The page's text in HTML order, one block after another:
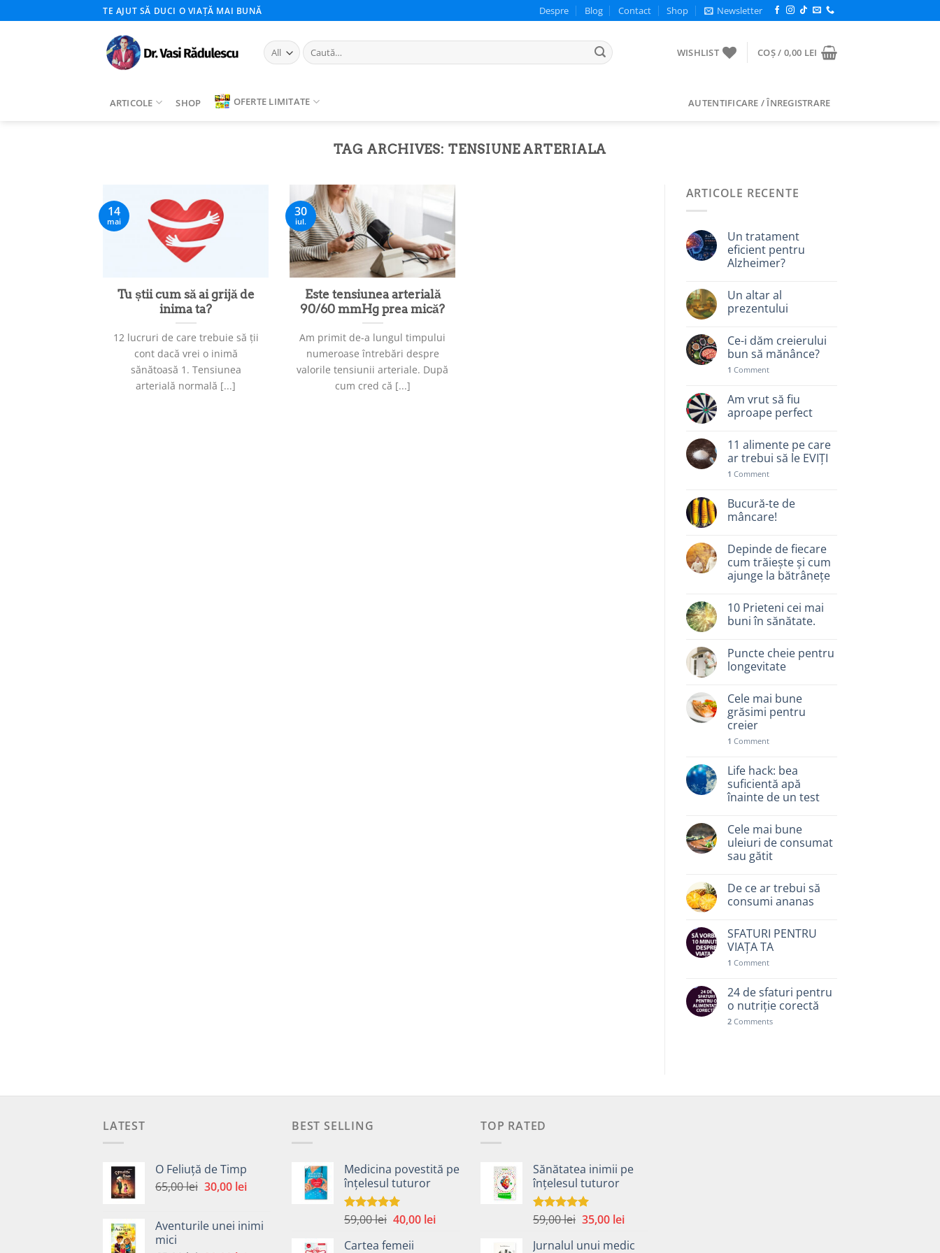
to
TE AJUT SĂ DUCI O VIAȚĂ MAI BUNĂ Despre Blog Contact Shop Newsletter
Caută
după:
WISHLIST COȘ / 0,00 LEI
ARTICOLE SHOP OFERTE LIMITATE AUTENTIFICARE / ÎNREGISTRARE
TAG ARCHIVES:TENSIUNE ARTERIALA
Tu știi cum să ai grijă de
inima ta?
12 lucruri de care trebuie să ții
cont dacă vrei o inimă
sănătoasă 1. Tensiunea
arterială normală [...]
14
mai
Este tensiunea arterială
90/60 mmHg prea mică?
Am primit de-a lungul timpului
numeroase întrebări despre
valorile tensiunii arteriale. După
cum cred că [...]
30
iul.
ARTICOLE RECENTE
Un tratament
eficient pentru
Alzheimer?
Un altar al
prezentului
Ce-i dăm creierului
bun să mănânce?
1 Comment
Am vrut să fiu
aproape perfect
11 alimente pe care
ar trebui să le EVIȚI
1 Comment
Bucură-te de
mâncare!
Depinde de fiecare
cum trăiește și cum
ajunge la bătrânețe
10 Prieteni cei mai
buni în sănătate.
Puncte cheie pentru
longevitate
Cele mai bune
grăsimi pentru
creier
1 Comment
Life hack: bea
suficientă apă
înainte de un test
Cele mai bune
uleiuri de consumat
sau gătit
De ce ar trebui să
consumi ananas
SFATURI PENTRU
VIAȚA TA
1 Comment
24 de sfaturi pentru
o nutriție corectă
2Comments
LATEST
O Feliuță de Timp
65,00lei Prețul
fost:
30,00 leiPrețul
30,00 lei.
Aventurile unei inimi
mici
BEST SELLING
Medicina povestită pe
înțelesul tuturor
Evaluat la
59,00lei Prețul
a
40,00 leiPrețul
Cartea femeii
TOP RATED
Sănătatea inimii pe
înțelesul tuturor
Evaluat la
59,00lei Prețul
a
35,00 leiPrețul
este:
Jurnalul unui medic